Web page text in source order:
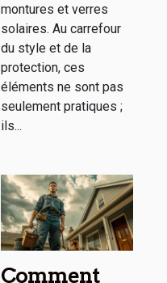
montures et verres
solaires. Au carrefour
du style et de la
protection, ces
éléments ne sont pas
seulement pratiques ;
ils...
Comment